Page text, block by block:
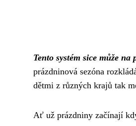
Tento systém sice může
prázdninová sezóna
dětmi z různých krajů tak
Ať už prázdniny začínají